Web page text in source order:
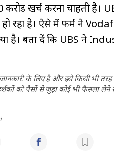
करोड़ खर्च करना चाहती है।
रहा है। ऐसे में फर्म ने
है। बता दें कि UBS ने
के लिए है और इसे किसी भी तरह
को पैसों से जुड़ा कोई भी फैसला लेने